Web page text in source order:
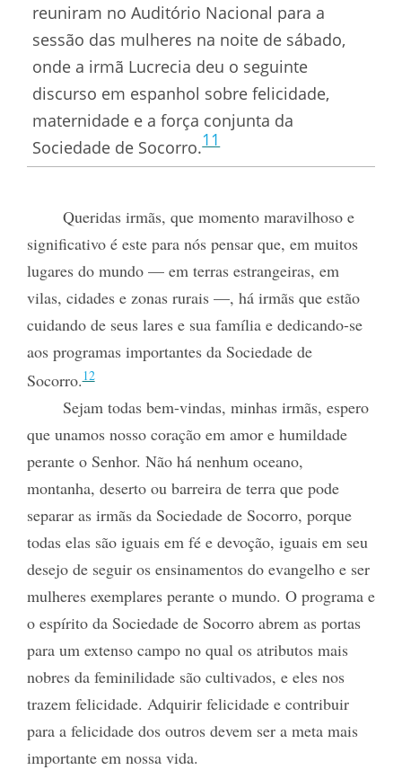
reuniram no Auditório Nacional para a
sessão das mulheres na noite de sábado,
onde a irmã Lucrecia deu o seguinte
discurso em espanhol sobre felicidade,
maternidade e a força conjunta da
Sociedade de Socorro.11
Queridas irmãs, que momento maravilhoso e
significativo é este para nós pensar que, em muitos
lugares do mundo — em terras estrangeiras, em
vilas, cidades e zonas rurais —, há irmãs que estão
cuidando de seus lares e sua família e dedicando-se
aos programas importantes da Sociedade de
Socorro.12
Sejam todas bem-vindas, minhas irmãs, espero
que unamos nosso coração em amor e humildade
perante o Senhor. Não há nenhum oceano,
montanha, deserto ou barreira de terra que pode
separar as irmãs da Sociedade de Socorro, porque
todas elas são iguais em fé e devoção, iguais em seu
desejo de seguir os ensinamentos do evangelho e ser
mulheres exemplares perante o mundo. O programa e
o espírito da Sociedade de Socorro abrem as portas
para um extenso campo no qual os atributos mais
nobres da feminilidade são cultivados, e eles nos
trazem felicidade. Adquirir felicidade e contribuir
para a felicidade dos outros devem ser a meta mais
importante em nossa vida.